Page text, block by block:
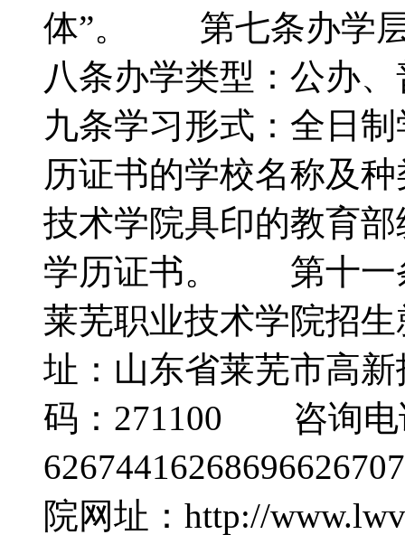
体”。 第七条办学
八条办学类型：公办
九条学习形式：全日
历证书的学校名称及
技术学院具印的教育
学历证书。 第十一
莱芜职业技术学院招
址：山东省莱芜市高
码：271100 咨询电
院网址：http://